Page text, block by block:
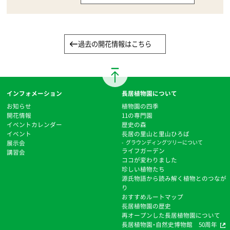
過去の開花情報はこちら
インフォメーション
お知らせ
開花情報
イベントカレンダー
イベント
展示会
講習会
長居植物園について
植物園の四季
11の専門園
歴史の森
⻑居の里山と里山ひろば
グラウンディングツリーについて
ライフガーデン
ココが変わりました
珍しい植物たち
源氏物語から読み解く植物とのつなが
り
おすすめルートマップ
⻑居植物園の歴史
再オープンした長居植物園について
長居植物園・自然史博物館 50周年